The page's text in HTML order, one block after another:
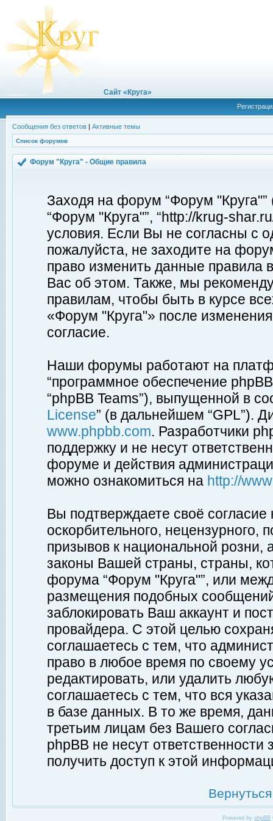
Сайт «Круга»
Сообщения без ответов | Активные темы
Список форумов
Форум "Круга" - Общие правила
Заходя на форум “Форум
“Форум "Круга"”, “http://krug-
условия. Если Вы не согласны с
пожалуйста, не заходите на
право изменить данные правила
Вас об этом. Также, мы
правилам, чтобы быть в курсе
«Форум "Круга"» после
согласие.
Наши форумы работают на
“программное обеспечение
“phpBB Teams”), выпущенной в
License” (в дальнейшем “GPL”).
www.phpbb.com. Разработчики
поддержку и не несут
форуме и действия
можно ознакомиться на http://
Вы подтверждаете своё
оскорбительного, нецензурного,
призывов к национальной
законы Вашей страны, страны,
форума “Форум "Круга"”, или
размещения подобных
заблокировать Ваш аккаунт и
провайдера. С этой целью
соглашаетесь с тем, что
право в любое время по своему
редактировать, или удалить
соглашаетесь с тем, что вся
в базе данных. В то же время,
третьим лицам без Вашего
phpBB не несут ответственности
получить доступ к этой
Powered by phpBB